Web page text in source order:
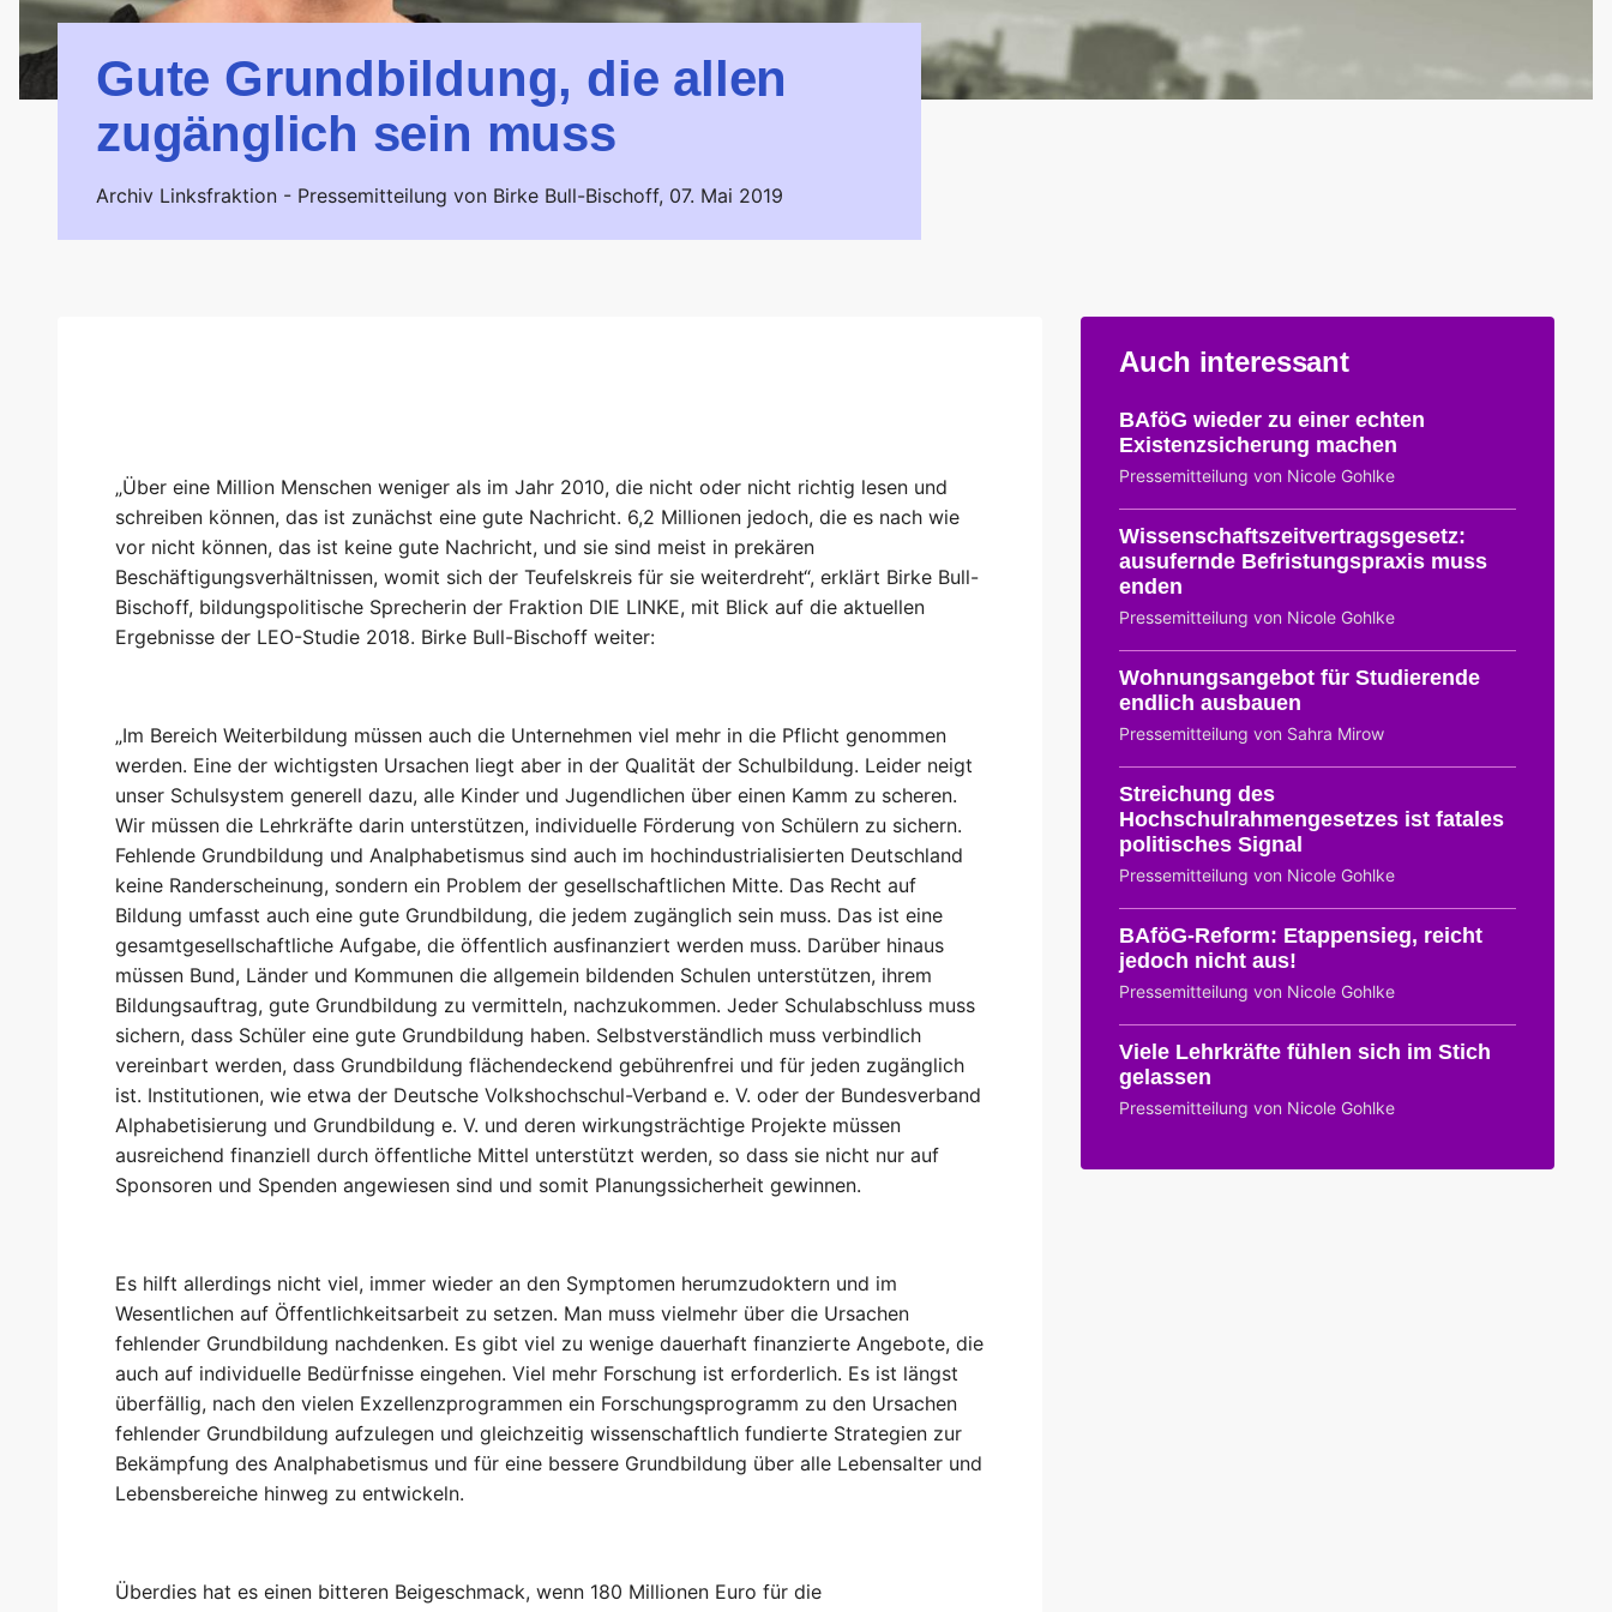
Gute Grundbildung, die allen
zugänglich sein muss
Archiv Linksfraktion - Pressemitteilung von Birke Bull-Bischoff, 07. Mai 2019
„Über eine Million Menschen weniger als im Jahr 2010, die nicht oder nicht richtig lesen und
schreiben können, das ist zunächst eine gute Nachricht. 6,2 Millionen jedoch, die es nach wie
vor nicht können, das ist keine gute Nachricht, und sie sind meist in prekären
Beschäftigungsverhältnissen, womit sich der Teufelskreis für sie weiterdreht“, erklärt Birke Bull-
Bischoff, bildungspolitische Sprecherin der Fraktion DIE LINKE, mit Blick auf die aktuellen
Ergebnisse der LEO-Studie 2018. Birke Bull-Bischoff weiter:
„Im Bereich Weiterbildung müssen auch die Unternehmen viel mehr in die Pflicht genommen
werden. Eine der wichtigsten Ursachen liegt aber in der Qualität der Schulbildung. Leider neigt
unser Schulsystem generell dazu, alle Kinder und Jugendlichen über einen Kamm zu scheren.
Wir müssen die Lehrkräfte darin unterstützen, individuelle Förderung von Schülern zu sichern.
Fehlende Grundbildung und Analphabetismus sind auch im hochindustrialisierten Deutschland
keine Randerscheinung, sondern ein Problem der gesellschaftlichen Mitte. Das Recht auf
Bildung umfasst auch eine gute Grundbildung, die jedem zugänglich sein muss. Das ist eine
gesamtgesellschaftliche Aufgabe, die öffentlich ausfinanziert werden muss. Darüber hinaus
müssen Bund, Länder und Kommunen die allgemein bildenden Schulen unterstützen, ihrem
Bildungsauftrag, gute Grundbildung zu vermitteln, nachzukommen. Jeder Schulabschluss muss
sichern, dass Schüler eine gute Grundbildung haben. Selbstverständlich muss verbindlich
vereinbart werden, dass Grundbildung flächendeckend gebührenfrei und für jeden zugänglich
ist. Institutionen, wie etwa der Deutsche Volkshochschul-Verband e. V. oder der Bundesverband
Alphabetisierung und Grundbildung e. V. und deren wirkungsträchtige Projekte müssen
ausreichend finanziell durch öffentliche Mittel unterstützt werden, so dass sie nicht nur auf
Sponsoren und Spenden angewiesen sind und somit Planungssicherheit gewinnen.
Es hilft allerdings nicht viel, immer wieder an den Symptomen herumzudoktern und im
Wesentlichen auf Öffentlichkeitsarbeit zu setzen. Man muss vielmehr über die Ursachen
fehlender Grundbildung nachdenken. Es gibt viel zu wenige dauerhaft finanzierte Angebote, die
auch auf individuelle Bedürfnisse eingehen. Viel mehr Forschung ist erforderlich. Es ist längst
überfällig, nach den vielen Exzellenzprogrammen ein Forschungsprogramm zu den Ursachen
fehlender Grundbildung aufzulegen und gleichzeitig wissenschaftlich fundierte Strategien zur
Bekämpfung des Analphabetismus und für eine bessere Grundbildung über alle Lebensalter und
Lebensbereiche hinweg zu entwickeln.
Überdies hat es einen bitteren Beigeschmack, wenn 180 Millionen Euro für die
Auch interessant
BAföG wieder zu einer echten
Existenzsicherung machen
Pressemitteilung von Nicole Gohlke
Wissenschaftszeitvertragsgesetz:
ausufernde Befristungspraxis muss
enden
Pressemitteilung von Nicole Gohlke
Wohnungsangebot für Studierende
endlich ausbauen
Pressemitteilung von Sahra Mirow
Streichung des
Hochschulrahmengesetzes ist fatales
politisches Signal
Pressemitteilung von Nicole Gohlke
BAföG-Reform: Etappensieg, reicht
jedoch nicht aus!
Pressemitteilung von Nicole Gohlke
Viele Lehrkräfte fühlen sich im Stich
gelassen
Pressemitteilung von Nicole Gohlke